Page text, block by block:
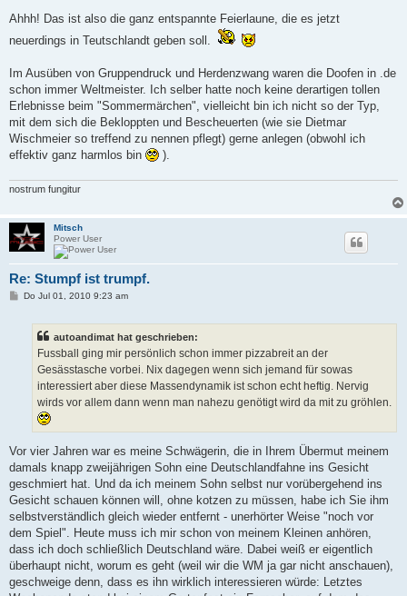
Ahhh! Das ist also die ganz entspannte Feierlaune, die es jetzt
neuerdings in Teutschlandt geben soll.
Im Ausüben von Gruppendruck und Herdenzwang waren die Doofen in .de
schon immer Weltmeister. Ich selber hatte noch keine derartigen tollen
Erlebnisse beim "Sommermärchen", vielleicht bin ich nicht so der Typ,
mit dem sich die Bekloppten und Bescheuerten (wie sie Dietmar
Wischmeier so treffend zu nennen pflegt) gerne anlegen (obwohl ich
effektiv ganz harmlos bin
).
nostrum fungitur
Mitsch
Power User
Re: Stumpf ist trumpf.
BDo Jul 01, 2010 9:23 am
autoandimat hat geschrieben:
Fussball ging mir persönlich schon immer pizzabreit an der
Gesässtasche vorbei. Nix dagegen wenn sich jemand für sowas
interessiert aber diese Massendynamik ist schon echt heftig. Nervig
wirds vor allem dann wenn man nahezu genötigt wird da mit zu gröhlen.
Vor vier Jahren war es meine Schwägerin, die in Ihrem Übermut meinem
damals knapp zweijährigen Sohn eine Deutschlandfahne ins Gesicht
geschmiert hat. Und da ich meinem Sohn selbst nur vorübergehend ins
Gesicht schauen können will, ohne kotzen zu müssen, habe ich Sie ihm
selbstverständlich gleich wieder entfernt - unerhörter Weise "noch vor
dem Spiel". Heute muss ich mir schon von meinem Kleinen anhören,
dass ich doch schließlich Deutschland wäre. Dabei weiß er eigentlich
überhaupt nicht, worum es geht (weil wir die WM ja gar nicht anschauen),
geschweige denn, dass es ihn wirklich interessieren würde: Letztes